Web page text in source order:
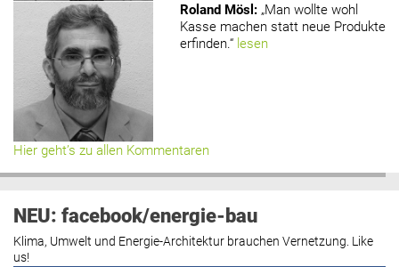
Roland Mösl : „Man wollte wohl
Kasse machen statt neue Produkte
erfinden.“ lesen
Hier geht’s zu allen Kommentaren
NEU: facebook/energie-bau
Klima, Umwelt und Energie-Architektur brauchen Vernetzung. Like
us!